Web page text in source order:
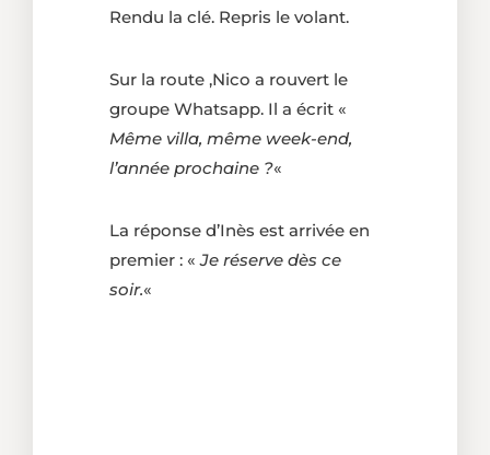
Rendu la clé. Repris le volant.
Sur la route ,Nico a rouvert le
groupe Whatsapp. Il a écrit «
Même villa, même week-end,
l’année prochaine ?«
La réponse d’Inès est arrivée en
premier : «Je réserve dès ce
soir.«